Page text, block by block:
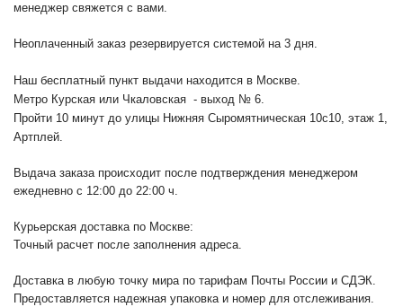
менеджер свяжется с вами.
Неоплаченный заказ резервируется системой на 3 дня.
Наш бесплатный пункт выдачи находится в Москве.
Метро Курская или Чкаловская - выход № 6.
Пройти 10 минут до улицы Нижняя Сыромятническая 10с10, этаж 1,
Артплей.
Выдача заказа происходит после подтверждения менеджером
ежедневно с 12:00 до 22:00 ч.
Курьерская доставка по Москве:
Точный расчет после заполнения адреса.
Доставка в любую точку мира по тарифам Почты России и СДЭК.
Предоставляется надежная упаковка и номер для отслеживания.